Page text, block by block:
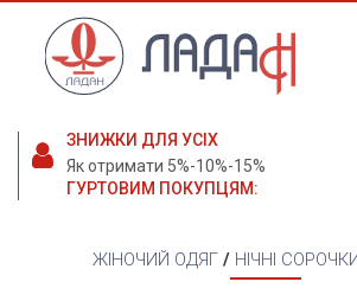
ЗНИЖКИ ДЛЯ УСІХ
Як отримати 5%-10%-15%
ГУРТОВИМ ПОКУПЦЯМ:
ЖІНОЧИЙ ОДЯГ / НІЧНІ